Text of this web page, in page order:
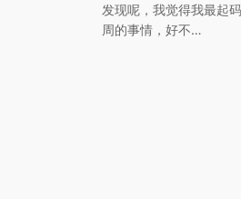
发现呢，我觉得我最起
周的事情，好不…